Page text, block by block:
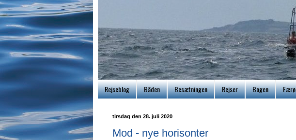
Rejseblog Båden Besætningen Rejser Bogen
tirsdag den 28. juli 2020
Mod - nye horisonter